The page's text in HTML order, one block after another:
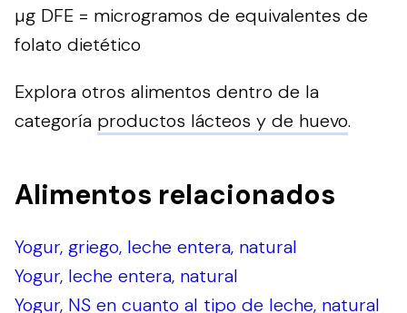
µg DFE = microgramos de equivalentes de
folato dietético
Explora otros alimentos dentro de la
categoría productos lácteos y de huevo.
Alimentos relacionados
Yogur, griego, leche entera, natural
Yogur, leche entera, natural
Yogur, NS en cuanto al tipo de leche, natural